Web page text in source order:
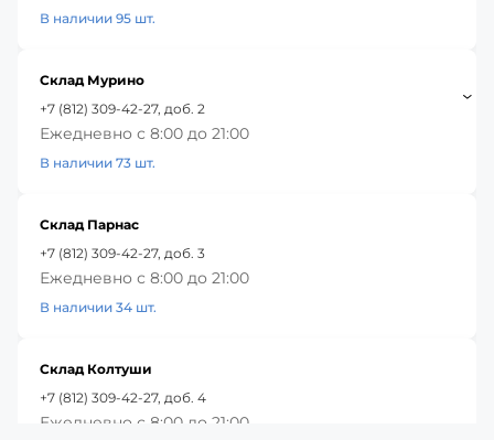
В наличии 95 шт.
Склад Мурино
+7 (812) 309-42-27, доб. 2
Ежедневно с 8:00 до 21:00
В наличии 73 шт.
Склад Парнас
+7 (812) 309-42-27, доб. 3
Ежедневно с 8:00 до 21:00
В наличии 34 шт.
Склад Колтуши
+7 (812) 309-42-27, доб. 4
Ежедневно с 8:00 до 21:00